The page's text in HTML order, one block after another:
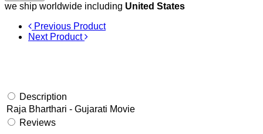
we ship worldwide including United States
Previous Product
Next Product
Description
Raja Bharthari - Gujarati Movie
Reviews